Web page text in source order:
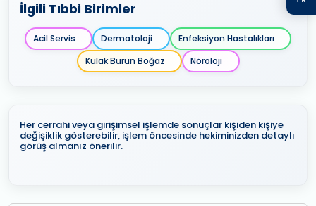
İlgili Tıbbi Birimler
Acil Servis Dermatoloji
Enfeksiyon Hastalıkları
Kulak Burun Boğaz
Nöroloji
Her cerrahi veya girişimsel işlemde sonuçlar kişiden kişiye
değişiklik gösterebilir, işlem öncesinde hekiminizden detaylı
görüş almanız önerilir.